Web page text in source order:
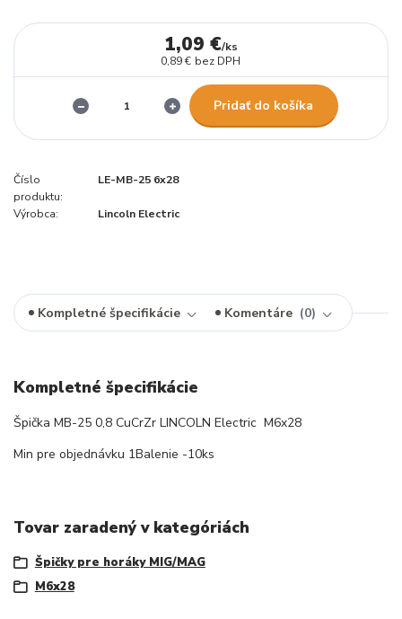
1,09 €/ks
0,89 € bez DPH
Pridať do košíka
Číslo
produktu:
LE-MB-25 6x28
Výrobca: Lincoln Electric
Kompletné špecifikácie Komentáre 0
Kompletné špecifikácie
Špička MB-25 0,8 CuCrZr LINCOLN Electric M6x28
Min pre objednávku 1Balenie -10ks
Tovar zaradený v kategóriách
Špičky pre horáky MIG/MAG
M6x28